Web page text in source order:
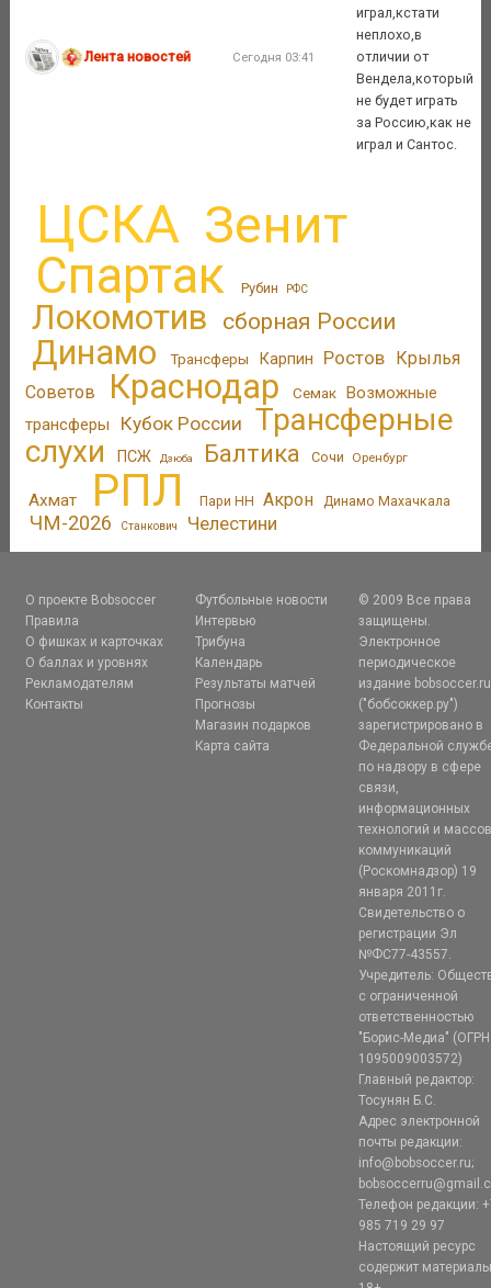
Лента новостей Сегодня 03:41
играл,кстати
неплохо,в
отличии от
Вендела,который
не будет играть
за Россию,как не
играл и Сантос.
ЦСКА Зенит
Спартак Рубин РФС
Локомотив сборная России
Динамо Трансферы Карпин Ростов Крылья
Советов
Краснодар Семак Возможные
трансферы
Кубок России
Трансферные
слухи
ПСЖ Дзюба Балтика Сочи Оренбург
Ахмат РПЛ Пари НН Акрон Динамо Махачкала
ЧМ-2026 Станкович Челестини
О проекте Bobsoccer
Правила
О фишках и карточках
О баллах и уровнях
Рекламодателям
Контакты
Футбольные новости
Интервью
Трибуна
Календарь
Результаты матчей
Прогнозы
Магазин подарков
Карта сайта
© 2009 Все права
защищены.
Электронное
периодическое
издание bobsoccer.ru
("бобсоккер.ру")
зарегистрировано в
Федеральной
по надзору в сфере
связи,
информационных
технологий и
коммуникаций
(Роскомнадзор) 19
января 2011г.
Свидетельство о
регистрации Эл
№ФС77-43557.
Учредитель:
с ограниченной
ответственностью
"Борис-Медиа" (ОГРН
1095009003572)
Главный редактор:
Тосунян Б.С.
Адрес электронной
почты редакции:
info@bobsoccer.ru;
Телефон редакции:
985 719 29 97
Настоящий ресурс
содержит